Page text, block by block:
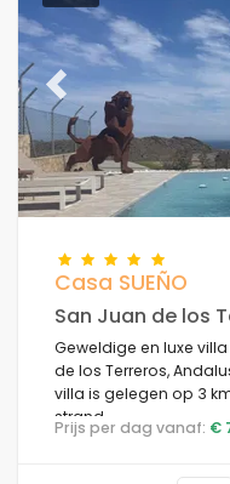
Slaapkamers
Badkamers
Uw selectie(10)
Nieuws
Schone filters
Previous
Casa SUEÑO
San Juan de los
Geweldige en luxe
de los Terreros,
villa is gelegen op 3
strand.
Prijs per dag vanaf: €